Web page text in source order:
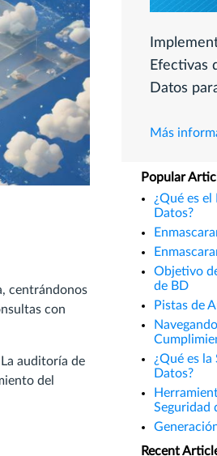
centrándonos
con
auditoría de
del
Efectivas
Datos
Más
Popular
¿Qué es
Datos?
Objetivo
de BD
Pistas de
¿Qué es la
Datos?
Seguridad
Recent